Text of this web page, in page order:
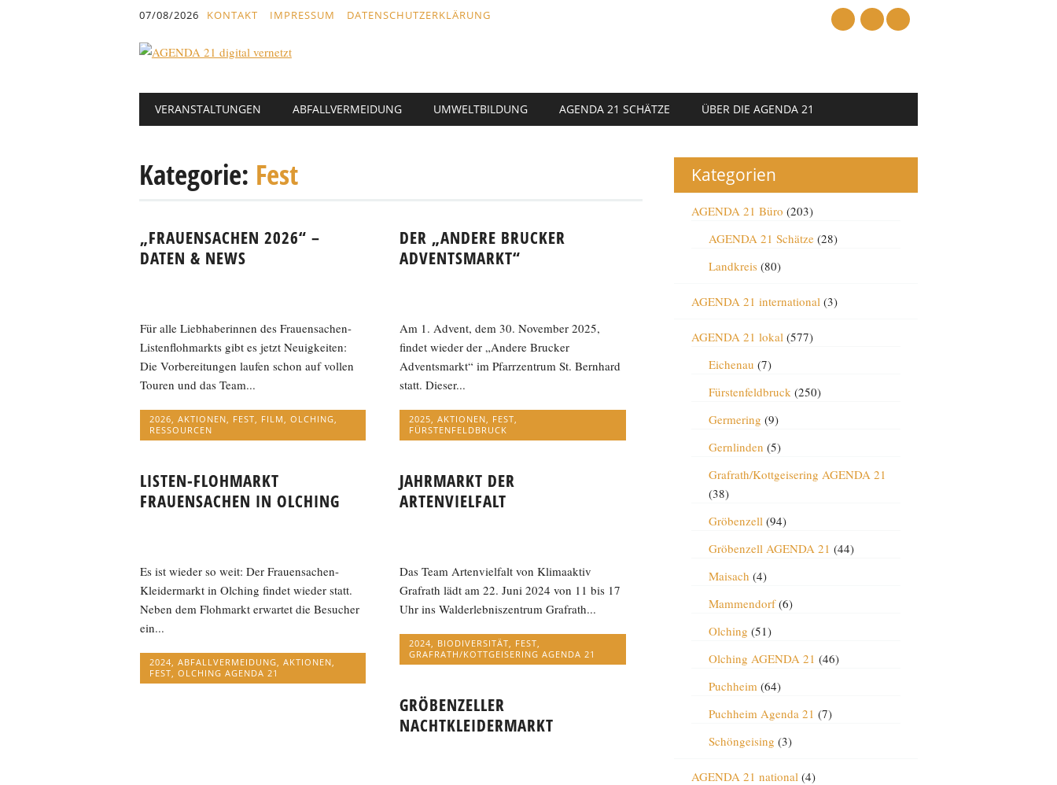
07/08/2026 KONTAKT IMPRESSUM DATENSCHUTZERKLÄRUNG
Hauptmenü
Abbrechen
VERANSTALTUNGEN ABFALLVERMEIDUNG UMWELTBILDUNG AGENDA 21 SCHÄTZE ÜBER DIE AGENDA 21
Kategorie: Fest
„FRAUENSACHEN 2026“ –
DATEN & NEWS
Für alle Liebhaberinnen des Frauensachen-
Listenflohmarkts gibt es jetzt Neuigkeiten:
Die Vorbereitungen laufen schon auf vollen
Touren und das Team...
2026 AKTIONEN FEST FILM OLCHING
RESSOURCEN
DER „ANDERE BRUCKER
ADVENTSMARKT“
Am 1. Advent, dem 30. November 2025,
findet wieder der „Andere Brucker
Adventsmarkt“ im Pfarrzentrum St. Bernhard
statt. Dieser...
2025 ,AKTIONEN FEST
FÜRSTENFELDBRUCK
LISTEN-FLOHMARKT
FRAUENSACHEN IN OLCHING
Es ist wieder so weit: Der Frauensachen-
Kleidermarkt in Olching findet wieder statt.
Neben dem Flohmarkt erwartet die Besucher
ein...
2024 ABFALLVERMEIDUNG AKTIONEN
FEST OLCHING AGENDA 21
JAHRMARKT DER
ARTENVIELFALT
Das Team Artenvielfalt von Klimaaktiv
Grafrath lädt am 22. Juni 2024 von 11 bis 17
Uhr ins Walderlebniszentrum Grafrath...
2024 BIODIVERSITÄT FEST
GRAFRATH/KOTTGEISERING AGENDA 21
GRÖBENZELLER
NACHTKLEIDERMARKT
Kategorien
AGENDA 21 Büro (203)
AGENDA 21 Schätze(28)
Landkreis(80)
AGENDA 21 international(3)
AGENDA 21 lokal(577)
Eichenau (7)
Fürstenfeldbruck(250)
Germering (9)
Gernlinden (5)
Grafrath/Kottgeisering AGENDA 21
(38)
Gröbenzell(94)
Gröbenzell AGENDA 21 (44)
Maisach (4)
Mammendorf(6)
Olching (51)
Olching AGENDA 21 (46)
Puchheim(64)
Puchheim Agenda 21 (7)
Schöngeising (3)
AGENDA 21 national(4)